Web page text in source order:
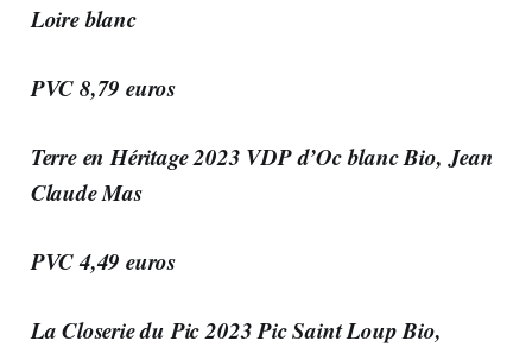
Loire blanc
PVC 8,79 euros
Terre en Héritage 2023 VDP d’Oc blanc Bio, Jean
Claude Mas
PVC 4,49 euros
La Closerie du Pic 2023 Pic Saint Loup Bio,